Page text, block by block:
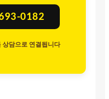
0182
담으로 연결됩니다